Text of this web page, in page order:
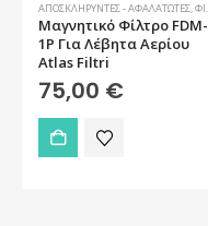
ΑΠΟΣΚΛΗΡΥΝΤΈΣ - ΑΦΑΛΑΤΩΤΈΣ,ΦΊΛΤΡΑ ΝΕΡΟΎ
Μαγνητικό Φίλτρο FDM-
1P Για Λέβητα Αερίου
Atlas Filtri
75,00 €